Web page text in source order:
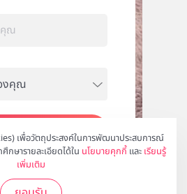
เพื่อวัตถุประสงค์ในการพัฒนาประสบการณ์
กษารายละเอียดได้ใน นโยบายคุกกี้ และ เรียนรู้
เพิ่มเติม
สมัคร